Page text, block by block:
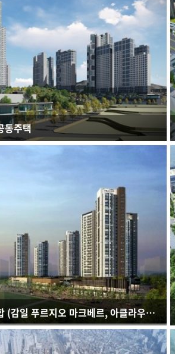
연면적 : 286,129.68㎡
규모 : B3F - 35F
도 : 공동주택, 근린생활시설
연면적 : 217,725.10㎡
규모 : B3F - 35F
용도 : 공동주택, 근린생활시설
동주택
하남 감일 주상복합 (감일 푸르지오 마크베르, 아클라우드 감일)